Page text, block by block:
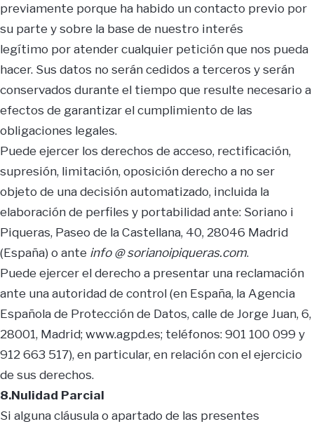
previamente porque ha habido un contacto previo por
su parte y sobre la base de nuestro interés
legítimo por atender cualquier petición que nos pueda
hacer. Sus datos no serán cedidos a terceros y serán
conservados durante el tiempo que resulte necesario a
efectos de garantizar el cumplimiento de las
obligaciones legales.
Puede ejercer los derechos de acceso, rectificación,
supresión, limitación, oposición derecho a no ser
objeto de una decisión automatizado, incluida la
elaboración de perfiles y portabilidad ante: Soriano i
Piqueras, Paseo de la Castellana, 40, 28046 Madrid
(España) o ante info @ sorianoipiqueras.com.
Puede ejercer el derecho a presentar una reclamación
ante una autoridad de control (en España, la Agencia
Española de Protección de Datos, calle de Jorge Juan, 6,
28001, Madrid; www.agpd.es; teléfonos: 901 100 099 y
912 663 517), en particular, en relación con el ejercicio
de sus derechos.
8.Nulidad Parcial
Si alguna cláusula o apartado de las presentes